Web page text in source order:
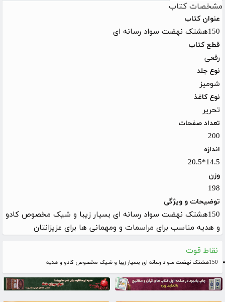
مشخصات کتاب
عنوان کتاب
150هشتک نهضت سواد رسانه ای
قطع کتاب
رقعی
نوع جلد
شومیز
نوع کاغذ
تحریر
تعداد صفحات
200
اندازه
14.5*20.5
وزن
198
توضیحات و ویژگی
150هشتک نهضت سواد رسانه ای بسیار زیبا و شیک مخصوص کادو
و هدیه مناسب برای مراسمات و ومهمانی ها برای عزیزانتان
نقاط قوت
150هشتک نهضت سواد رسانه ای بسیار زیبا و شیک مخصوص کادو و هدیه